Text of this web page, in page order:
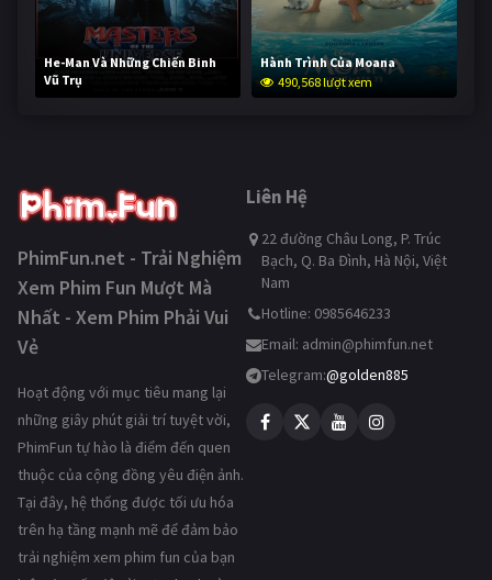
He-Man Và Những Chiến Binh
Vũ Trụ
239,290 lượt xem
Hành Trình Của Moana
490,568 lượt xem
PhimFun.net - Trải Nghiệm
Xem Phim Fun Mượt Mà
Nhất - Xem Phim Phải Vui
Vẻ
Hoạt động với mục tiêu mang lại
những giây phút giải trí tuyệt vời,
PhimFun tự hào là điểm đến quen
thuộc của cộng đồng yêu điện ảnh.
Tại đây, hệ thống được tối ưu hóa
trên hạ tầng mạnh mẽ để đảm bảo
trải nghiệm xem phim fun của bạn
Liên Hệ
22 đường Châu Long, P. Trúc
Bạch, Q. Ba Đình, Hà Nội, Việt
Nam
Hotline: 0985646233
Email: admin@phimfun.net
Telegram:@golden885